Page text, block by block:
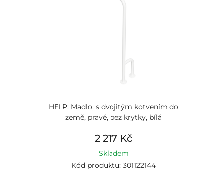
HELP: Madlo, s dvojitým kotvením do
země, pravé, bez krytky, bílá
2 217 Kč
Skladem
Kód produktu: 301122144